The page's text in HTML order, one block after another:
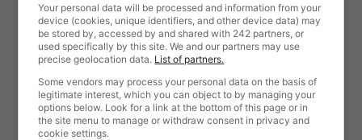
Your personal data will be processed and information from your
device (cookies, unique identifiers, and other device data) may
be stored by, accessed by and shared with 242 partners, or
used specifically by this site. We and our partners may use
precise geolocation data. List of partners.
Some vendors may process your personal data on the basis of
legitimate interest, which you can object to by managing your
options below. Look for a link at the bottom of this page or in
the site menu to manage or withdraw consent in privacy and
cookie settings.